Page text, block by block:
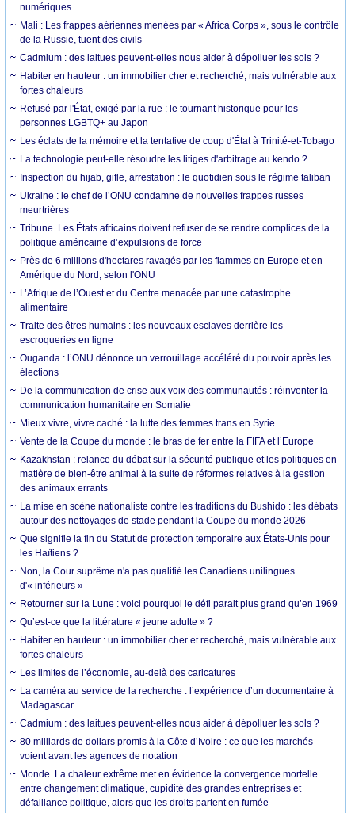
numériques
Mali : Les frappes aériennes menées par « Africa Corps », sous le contrôle
de la Russie, tuent des civils
Cadmium : des laitues peuvent-elles nous aider à dépolluer les sols ?
Habiter en hauteur : un immobilier cher et recherché, mais vulnérable aux
fortes chaleurs
Refusé par l'État, exigé par la rue : le tournant historique pour les
personnes LGBTQ+ au Japon
Les éclats de la mémoire et la tentative de coup d'État à Trinité-et-Tobago
La technologie peut-elle résoudre les litiges d'arbitrage au kendo ?
Inspection du hijab, gifle, arrestation : le quotidien sous le régime taliban
Ukraine : le chef de l’ONU condamne de nouvelles frappes russes
meurtrières
Tribune. Les États africains doivent refuser de se rendre complices de la
politique américaine d’expulsions de force
Près de 6 millions d'hectares ravagés par les flammes en Europe et en
Amérique du Nord, selon l'ONU
L’Afrique de l’Ouest et du Centre menacée par une catastrophe
alimentaire
Traite des êtres humains : les nouveaux esclaves derrière les
escroqueries en ligne
Ouganda : l’ONU dénonce un verrouillage accéléré du pouvoir après les
élections
De la communication de crise aux voix des communautés : réinventer la
communication humanitaire en Somalie
Mieux vivre, vivre caché : la lutte des femmes trans en Syrie
Vente de la Coupe du monde : le bras de fer entre la FIFA et l’Europe
Kazakhstan : relance du débat sur la sécurité publique et les politiques en
matière de bien-être animal à la suite de réformes relatives à la gestion
des animaux errants
La mise en scène nationaliste contre les traditions du Bushido : les débats
autour des nettoyages de stade pendant la Coupe du monde 2026
Que signifie la fin du Statut de protection temporaire aux États-Unis pour
les Haïtiens ?
Non, la Cour suprême n'a pas qualifié les Canadiens unilingues
d'« inférieurs »
Retourner sur la Lune : voici pourquoi le défi parait plus grand qu’en 1969
Qu’est-ce que la littérature « jeune adulte » ?
Habiter en hauteur : un immobilier cher et recherché, mais vulnérable aux
fortes chaleurs
Les limites de l’économie, au-delà des caricatures
La caméra au service de la recherche : l’expérience d’un documentaire à
Madagascar
Cadmium : des laitues peuvent-elles nous aider à dépolluer les sols ?
80 milliards de dollars promis à la Côte d’Ivoire : ce que les marchés
voient avant les agences de notation
Monde. La chaleur extrême met en évidence la convergence mortelle
entre changement climatique, cupidité des grandes entreprises et
défaillance politique, alors que les droits partent en fumée